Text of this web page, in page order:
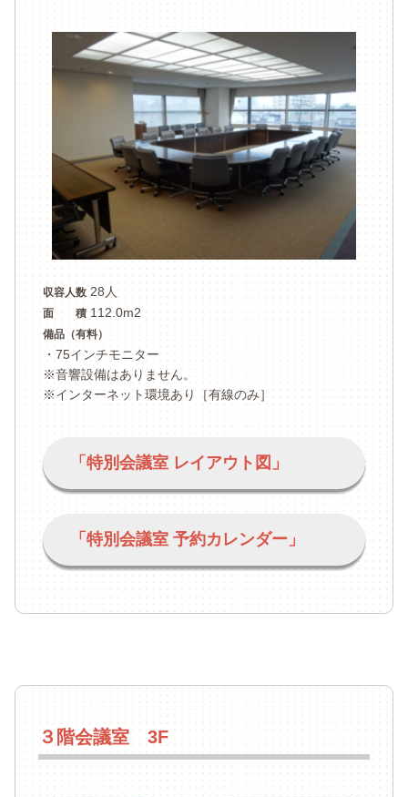
収容人数28人
面 積112.0m2
備品（有料）
・75インチモニター
※音響設備はありません。
※インターネット環境あり［有線のみ］
「特別会議室 レイアウト図」
「特別会議室 予約カレンダー」
３階会議室 3F